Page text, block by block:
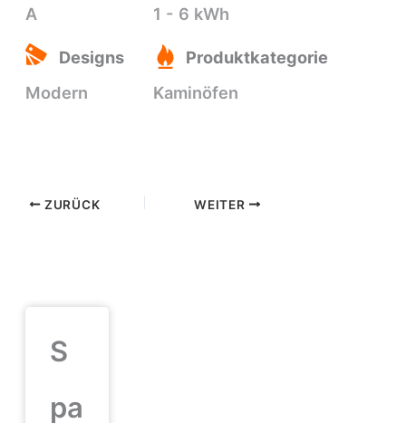
A
1 - 6 kWh
Designs
Modern
Produktkategorie
Kaminöfen
ZURÜCK WEITER
S
pa